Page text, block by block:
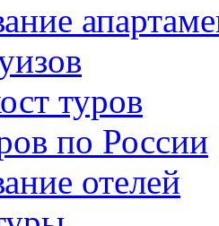
туров
по России
отелей